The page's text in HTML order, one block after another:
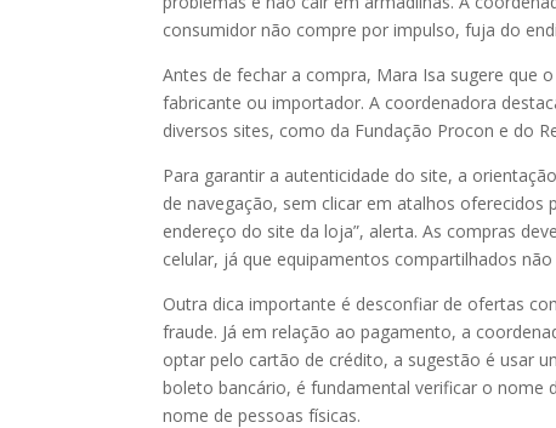
consumidor não compre por impulso, fuja do
Antes de fechar a compra, Mara Isa sugere que
fabricante ou importador. A coordenadora
diversos sites, como da Fundação Procon e do
Para garantir a autenticidade do site, a
de navegação, sem clicar em atalhos
endereço do site da loja”, alerta. As compras
celular, já que equipamentos compartilhados
Outra dica importante é desconfiar de ofertas
fraude. Já em relação ao pagamento, a
optar pelo cartão de crédito, a sugestão é usar
boleto bancário, é fundamental verificar o nome
nome de pessoas físicas.